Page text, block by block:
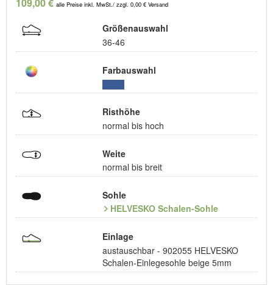
109,00 € alle Preise inkl. MwSt./ zzgl. 0,00 € Versand
Größenauswahl
36-46
Farbauswahl
Risthöhe
normal bis hoch
Weite
normal bis breit
Sohle
HELVESKO Schalen-Sohle
Einlage
austauschbar - 902055 HELVESKO
Schalen-Einlegesohle beige 5mm